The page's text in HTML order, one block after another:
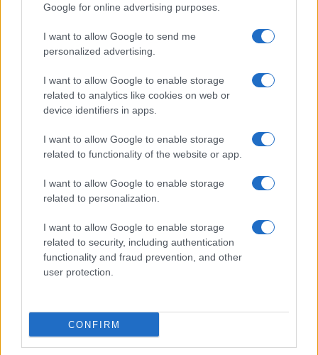
Google for online advertising purposes.
I want to allow Google to send me
personalized advertising.
I want to allow Google to enable storage
related to analytics like cookies on web or
device identifiers in apps.
I want to allow Google to enable storage
related to functionality of the website or app.
I want to allow Google to enable storage
related to personalization.
I want to allow Google to enable storage
related to security, including authentication
functionality and fraud prevention, and other
user protection.
CONFIRM